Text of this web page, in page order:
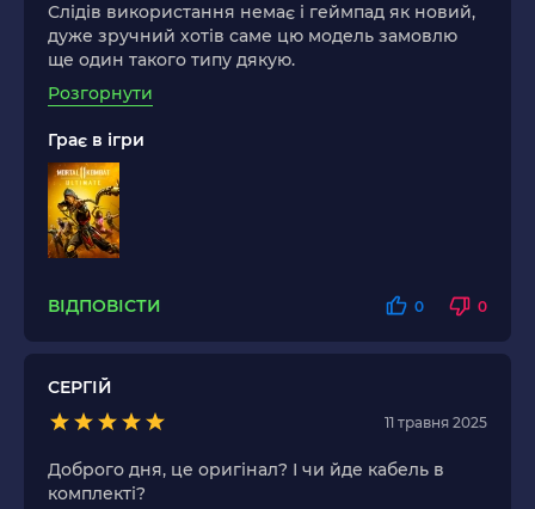
Слідів використання немає і геймпад як новий,
дуже зручний хотів саме цю модель замовлю
ще один такого типу дякую.
Розгорнути
Грає в ігри
ВІДПОВІСТИ 0 0
СЕРГІЙ
11 травня 2025
Доброго дня, це оригінал? І чи йде кабель в
комплекті?